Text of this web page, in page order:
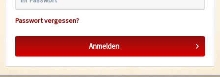
Passwort vergessen?
Anmelden